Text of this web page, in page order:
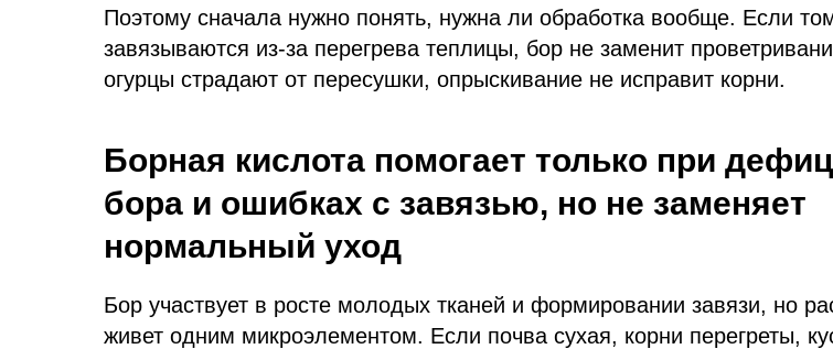
Поэтому сначала нужно понять, нужна ли обработка вообще. Если
завязываются из-за перегрева теплицы, бор не заменит
огурцы страдают от пересушки, опрыскивание не исправит корни.
Борная кислота помогает только при
бора и ошибках с завязью, но не заменяет
нормальный уход
Бор участвует в росте молодых тканей и формировании завязи, но
живет одним микроэлементом. Если почва сухая, корни перегреты,